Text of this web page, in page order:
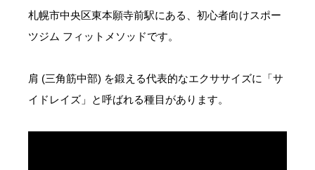
札幌市中央区東本願寺前駅にある、初心者向けスポー
ツジム フィットメソッドです。
肩 (三角筋中部) を鍛える代表的なエクササイズに「サ
イドレイズ」と呼ばれる種目があります。
お知らせ